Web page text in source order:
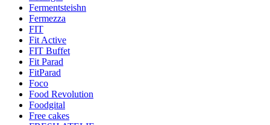
Fermentsteishn
Fermezza
FIT
Fit Active
FIT Buffet
Fit Parad
FitParad
Foco
Food Revolution
Foodgital
Free cakes